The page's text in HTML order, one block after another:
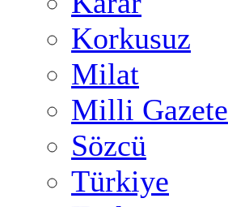
Korkusuz
Milat
Milli Gazete
Sözcü
Türkiye